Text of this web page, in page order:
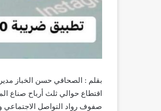
اقتطاع حوالي ثلث أرباح صناع
صفوف رواد التواصل الاجتماعي